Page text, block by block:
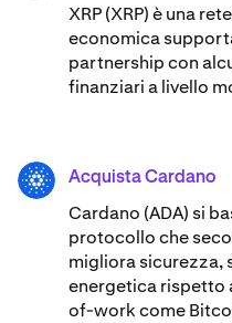
XRP (XRP) è una
economica
partnership con
finanziari a livello
ADA Acquista Cardano
Cardano (ADA) ​​si
protocollo che
migliora sicurezza,
energetica
of-work come